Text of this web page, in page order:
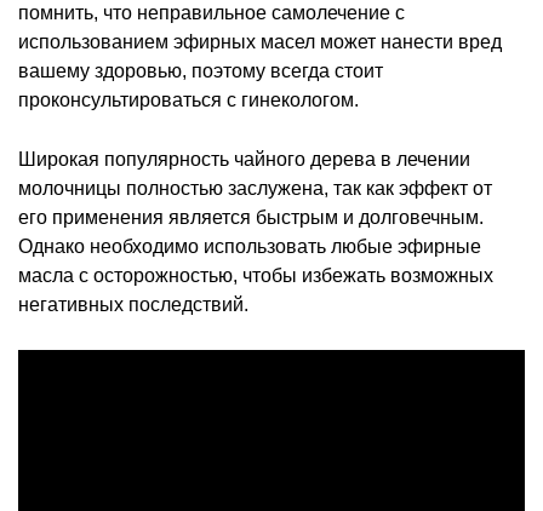
помнить, что неправильное самолечение с
использованием эфирных масел может нанести вред
вашему здоровью, поэтому всегда стоит
проконсультироваться с гинекологом.
Широкая популярность чайного дерева в лечении
молочницы полностью заслужена, так как эффект от
его применения является быстрым и долговечным.
Однако необходимо использовать любые эфирные
масла с осторожностью, чтобы избежать возможных
негативных последствий.